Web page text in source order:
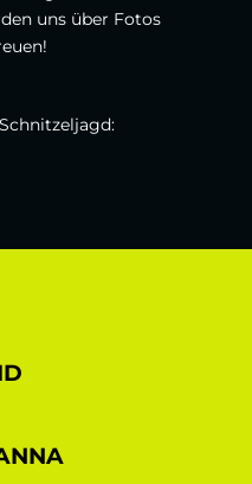
uns über Fotos